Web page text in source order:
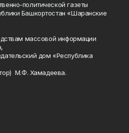
политической газеты
Башкортостан «Шаранские
массовой информации
дом «Республика
М.Ф. Хамадеева.